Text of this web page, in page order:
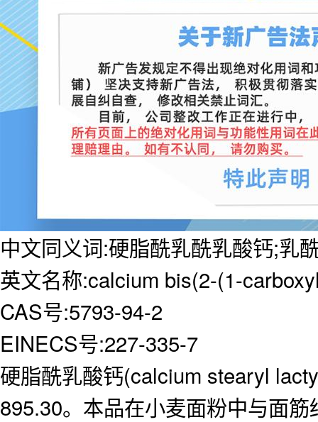
中文同义词:硬脂酰乳酰乳酸钙;乳
英文名称:calcium bis(2-(1-
CAS号:5793-94-2
EINECS号:227-335-7
硬脂酰乳酸钙(calcium stearyl
895.30。本品在小麦面粉中与面